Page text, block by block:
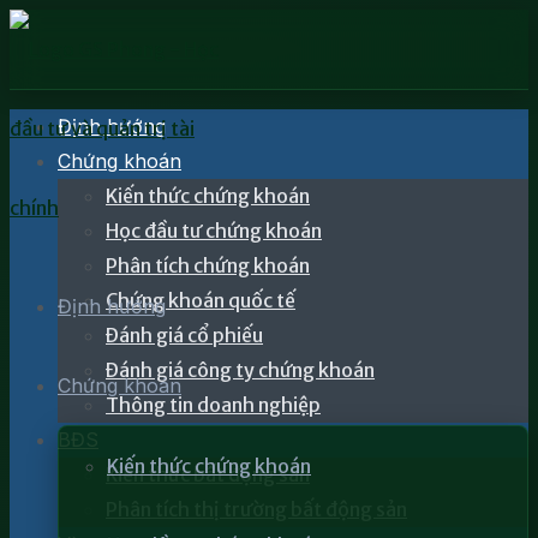
Định hướng
Chứng khoán
Kiến thức chứng khoán
Định hướng
Chứng khoán
Kiến thức chứng khoán
Học đầu tư chứng khoán
Phân tích chứng khoán
Chứng khoán quốc tế
Đánh giá cổ phiếu
Đánh giá công ty chứng khoán
Thông tin doanh nghiệp
BĐS
Kiến thức bất động sản